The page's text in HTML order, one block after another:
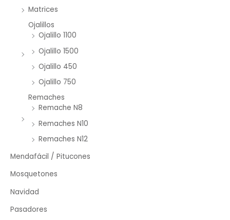
Matrices
Ojalillos
Ojalillo 1100
Ojalillo 1500
Ojalillo 450
Ojalillo 750
Remaches
Remache N8
Remaches N10
Remaches N12
Mendafácil / Pitucones
Mosquetones
Navidad
Pasadores